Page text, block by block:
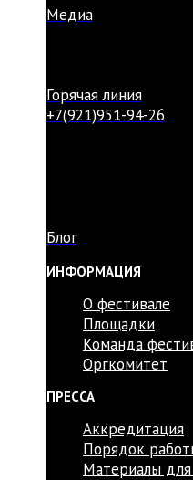
Медиа
Горячая линия
+7(921)951-94-26
Блог
ИНФОРМАЦИЯ
О фестивале
Площадки
Команда
Оргкомитет
ПРЕССА
Аккредитация
Порядок
Материалы для